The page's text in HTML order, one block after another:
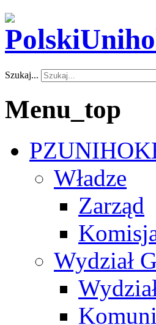
Szukaj...
Menu_top
Władze
Zarząd
Wydział